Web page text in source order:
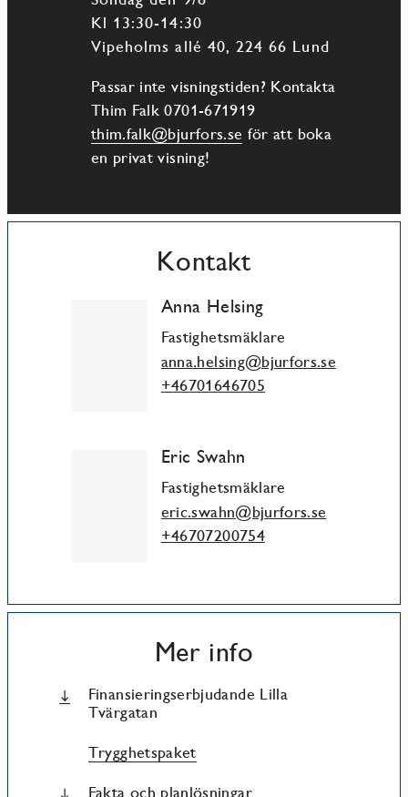
Kl 13:30-14:30
Vipeholms allé 40, 224 66 Lund
Passar inte visningstiden? Kontakta
Thim Falk 0701-671919
thim.falk@bjurfors.se för att boka
en privat visning!
Kontakt
Anna Helsing
Fastighetsmäklare
anna.helsing@bjurfors.se
+46701646705
Eric Swahn
Fastighetsmäklare
eric.swahn@bjurfors.se
+46707200754
Mer info
Finansieringserbjudande Lilla
Tvärgatan
Trygghetspaket
Fakta och planlösningar